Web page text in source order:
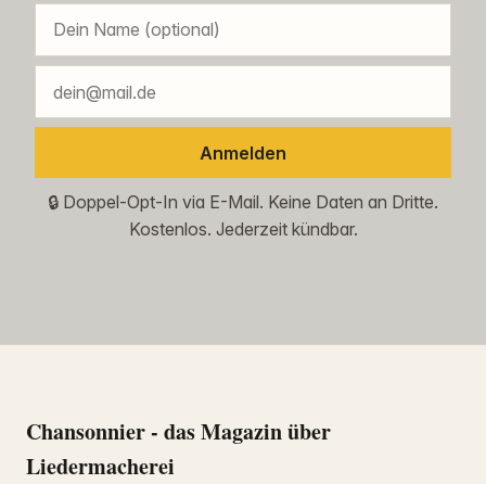
Anmelden
🔒 Doppel-Opt-In via E-Mail. Keine Daten an Dritte.
Kostenlos. Jederzeit kündbar.
Chansonnier - das Magazin über
Liedermacherei